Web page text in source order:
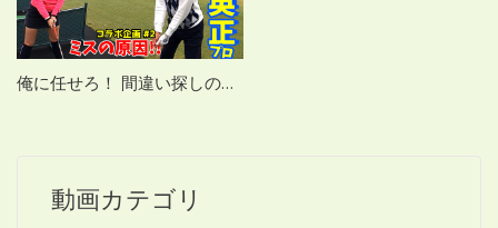
俺に任せろ！ 間違い探しの巻 チェケラーGOLFコラボ編
動画カテゴリ